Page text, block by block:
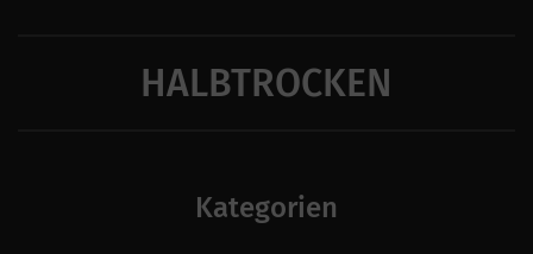
HALBTROCKEN
Kategorien